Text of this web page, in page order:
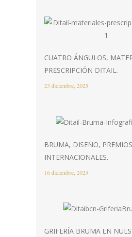
CUATRO ÁNGULOS,
PRESCRIPCIÓN DITAIL.
23 diciembre, 2025
BRUMA, DISEÑO, PREMIOS
INTERNACIONALES.
16 diciembre, 2025
GRIFERÍA BRUMA EN